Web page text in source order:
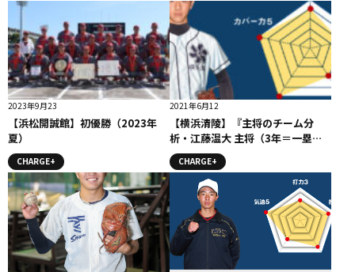
2023年9月23
【浜松開誠館】初優勝（2023年
夏）
CHARGE+
2021年6月12
【横浜清陵】『主将のチーム分
析・江藤温大 主将（3年＝一塁
CHARGE+